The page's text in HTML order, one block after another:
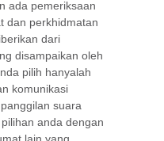
ada pemeriksaan
dan perkhidmatan
dari
disampaikan oleh
pilih hanyalah
komunikasi
suara
anda dengan
lain yang